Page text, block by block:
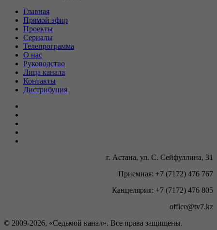
Главная
Прямой эфир
Проекты
Сериалы
Телепрограмма
О нас
Руководство
Лица канала
Контакты
Дистрибуция
г. Астана, ул. С. Сейфуллина, 31
Приемная: +7 (7172) 476 767
Канцелярия: +7 (7172) 476 805
office@tv7.kz
© 2009-2026, «Седьмой канал». Все права защищены.